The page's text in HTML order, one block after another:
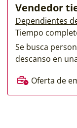
Vendedor
Dependientes
Tiempo
Se busca
descanso en
Oferta de